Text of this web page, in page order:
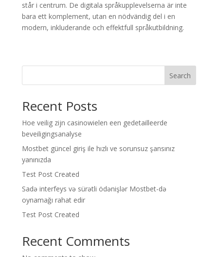
står i centrum. De digitala språkupplevelserna är inte
bara ett komplement, utan en nödvändig del i en
modern, inkluderande och effektfull språkutbildning.
Search
Recent Posts
Hoe veilig zijn casinowielen een gedetailleerde
beveiligingsanalyse
Mostbet güncel giriş ile hızlı ve sorunsuz şansınız
yanınızda
Test Post Created
Sadə interfeys və sürətli ödənişlər Mostbet-də
oynamağı rahat edir
Test Post Created
Recent Comments